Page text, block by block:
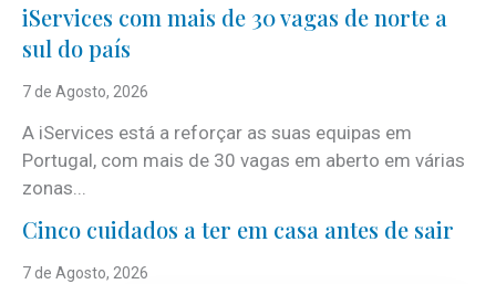
iServices com mais de 30 vagas de norte a
sul do país
7 de Agosto, 2026
A iServices está a reforçar as suas equipas em
Portugal, com mais de 30 vagas em aberto em várias
zonas...
Cinco cuidados a ter em casa antes de sair
7 de Agosto, 2026